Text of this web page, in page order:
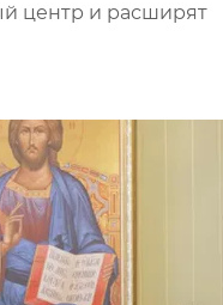
центр и расширят